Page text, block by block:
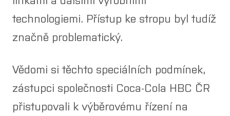
technologiemi. Přístup ke stropu byl tudíž
značně problematický.
Vědomi si těchto speciálních podmínek,
zástupci společnosti Coca-Cola HBC ČR
přistupovali k výběrovému řízení na